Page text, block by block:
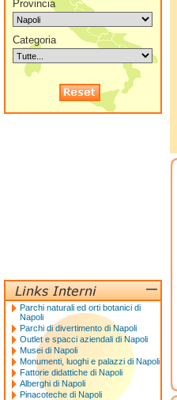
Provincia
Categoria
Parchi naturali ed orti botanici di
Napoli
Parchi di divertimento di Napoli
Outlet e spacci aziendali di Napoli
Musei di Napoli
Monumenti, luoghi e palazzi di Napoli
Fattorie didattiche di Napoli
Alberghi di Napoli
Pinacoteche di Napoli